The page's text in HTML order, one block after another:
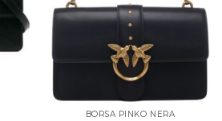
BORSA PINKO NERA